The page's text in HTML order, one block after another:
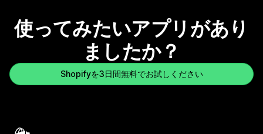
使ってみたいアプリがあり
ましたか？
Shopifyを3日間無料でお試しください